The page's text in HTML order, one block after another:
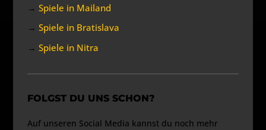
→Spiele in Mailand
→Spiele in Bratislava
→Spiele in Nitra
FOLGST DU UNS SCHON?
Auf unseren Social Media kannst du noch mehr